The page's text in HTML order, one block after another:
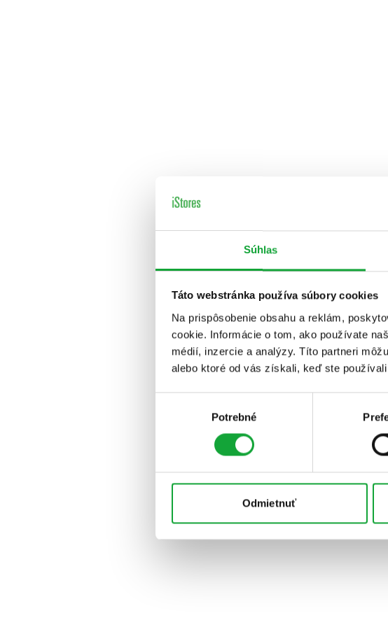
Súhlas
Táto webstránka používa súbory cookies
Na prispôsobenie obsahu a reklám,
cookie. Informácie o tom, ako používate
médií, inzercie a analýzy. Títo partneri
alebo ktoré od vás získali, keď ste
Potrebné
Odmietnuť